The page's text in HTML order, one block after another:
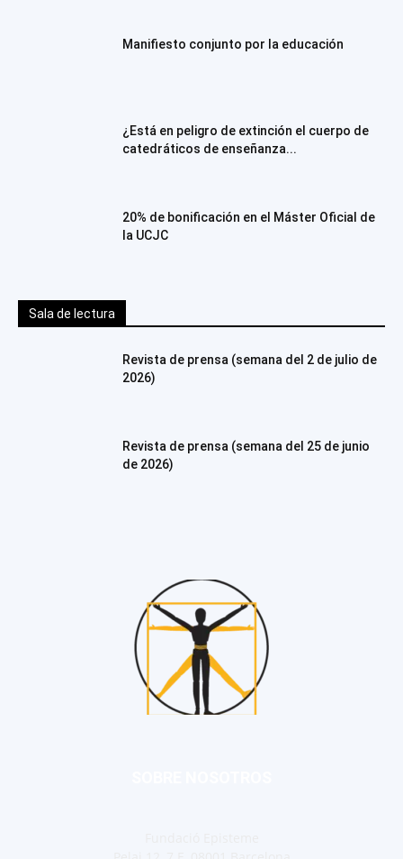
Manifiesto conjunto por la educación
¿Está en peligro de extinción el cuerpo de
catedráticos de enseñanza...
20% de bonificación en el Máster Oficial de
la UCJC
Sala de lectura
Revista de prensa (semana del 2 de julio de
2026)
Revista de prensa (semana del 25 de junio
de 2026)